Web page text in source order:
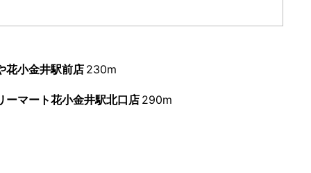
花小金井駅前店 230m
ーマート花小金井駅北口店 290m